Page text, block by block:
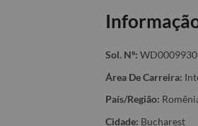
Sol. Nº:
Área De Carreira:
País/Região:
Cidade: Bucharest